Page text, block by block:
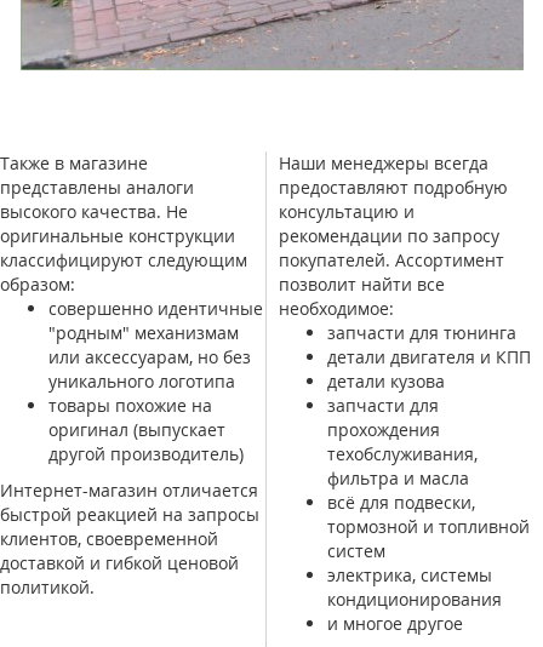
Также в магазине
представлены аналоги
высокого качества. Не
оригинальные конструкции
классифицируют следующим
образом:
совершенно идентичные
"родным" механизмам
или аксессуарам, но без
уникального логотипа
товары похожие на
оригинал (выпускает
другой производитель)
Интернет-магазин отличается
быстрой реакцией на запросы
клиентов, своевременной
доставкой и гибкой ценовой
политикой.
Наши менеджеры всегда
предоставляют подробную
консультацию и
рекомендации по запросу
покупателей. Ассортимент
позволит найти все
необходимое:
запчасти для тюнинга
детали двигателя и КПП
детали кузова
запчасти для
прохождения
техобслуживания,
фильтра и масла
всё для подвески,
тормозной и топливной
систем
электрика, системы
кондиционирования
и многое другое